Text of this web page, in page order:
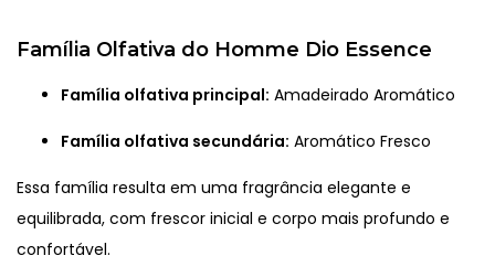
Família Olfativa do Homme Dio Essence
Família olfativa principal: Amadeirado Aromático
Família olfativa secundária: Aromático Fresco
Essa família resulta em uma fragrância elegante e
equilibrada, com frescor inicial e corpo mais profundo e
confortável.